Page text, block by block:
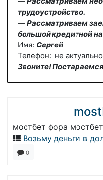
трудоустройство.
— Рассматриваем
большой кредитной
Имя: Сергей
Телефон: не актуально
Звоните!
мостбет фора
Возьму деньги в
0